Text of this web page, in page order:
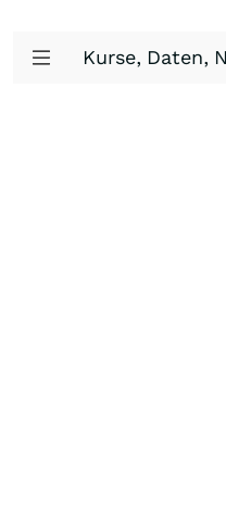
Kurse, Daten,